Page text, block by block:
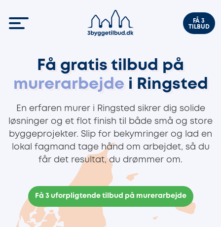
FÅ 3
TILBUD
Få gratis tilbud på
murerarbejde i Ringsted
En erfaren murer i Ringsted sikrer dig solide
løsninger og et flot finish til både små og store
byggeprojekter. Slip for bekymringer og lad en
lokal fagmand tage hånd om arbejdet, så du
får det resultat, du drømmer om.
Få 3 uforpligtende tilbud på murerarbejde